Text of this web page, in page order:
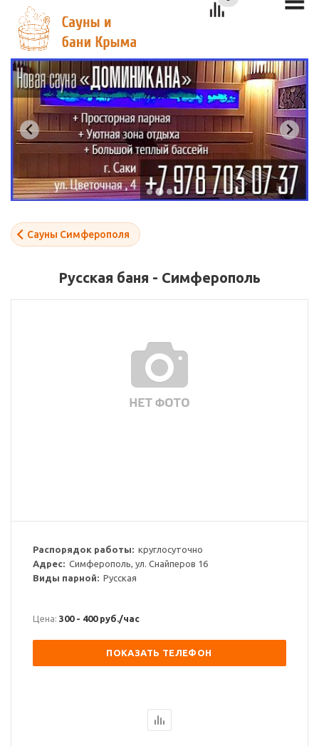
Сауны Симферополя
Русская баня - Симферополь
Распорядок работы: круглосуточно
Адрес: Симферополь, ул. Снайперов 16
Виды парной: Русская
Цена: 300 - 400 руб./час
ПОКАЗАТЬ ТЕЛЕФОН